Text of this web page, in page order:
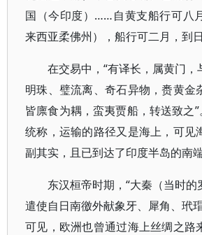
国（今印度）……自黄支船行可八
来西亚柔佛州），船行可二月，到
在交易中，“有译长，属黄门
明珠、璧流离、奇石异物，赉黄金
皆廪食为耦，蛮夷贾船，转送致之”
统称，运输的路径又是海上，可见
副其实，且已到达了印度半岛的南端
东汉桓帝时期，“大秦（当时
遣使自日南徼外献象牙、犀角、玳
可见，欧洲也曾通过海上丝绸之路